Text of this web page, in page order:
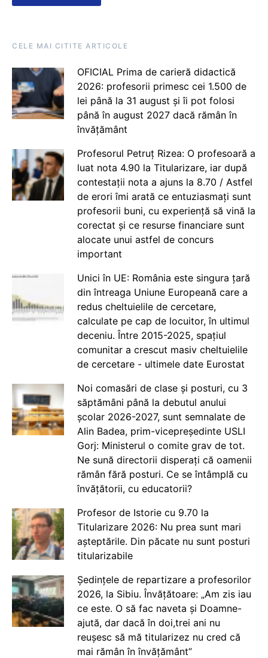
CELE MAI CITITE ARTICOLE
OFICIAL Prima de carieră didactică
2026: profesorii primesc cei 1.500 de
lei până la 31 august și îi pot folosi
până în august 2027 dacă rămân în
învățământ
Profesorul Petruț Rizea: O profesoară a
luat nota 4.90 la Titularizare, iar după
contestații nota a ajuns la 8.70 / Astfel
de erori îmi arată ce entuziasmați sunt
profesorii buni, cu experiență să vină la
corectat și ce resurse financiare sunt
alocate unui astfel de concurs
important
Unici în UE: România este singura țară
din întreaga Uniune Europeană care a
redus cheltuielile de cercetare,
calculate pe cap de locuitor, în ultimul
deceniu. Între 2015-2025, spațiul
comunitar a crescut masiv cheltuielile
de cercetare - ultimele date Eurostat
Noi comasări de clase și posturi, cu 3
săptămâni până la debutul anului
școlar 2026-2027, sunt semnalate de
Alin Badea, prim-vicepreședinte USLI
Gorj: Ministerul o comite grav de tot.
Ne sună directorii disperați că oamenii
rămân fără posturi. Ce se întâmplă cu
învățătorii, cu educatorii?
Profesor de Istorie cu 9.70 la
Titularizare 2026: Nu prea sunt mari
așteptările. Din păcate nu sunt posturi
titularizabile
Ședințele de repartizare a profesorilor
2026, la Sibiu. Învățătoare: „Am zis iau
ce este. O să fac naveta și Doamne-
ajută, dar dacă în doi,trei ani nu
reușesc să mă titularizez nu cred că
mai rămân în învățământ”